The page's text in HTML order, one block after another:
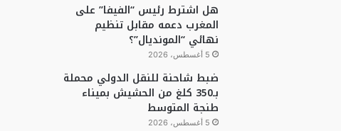
هل اشترط رئيس “الفيفا” على
المغرب دعمه مقابل تنظيم
نهائي “المونديال”؟
5 أغسطس، 2026
ضبط شاحنة للنقل الدولي محملة
بـ350 كلغ من الحشيش بميناء
طنجة المتوسط
5 أغسطس، 2026